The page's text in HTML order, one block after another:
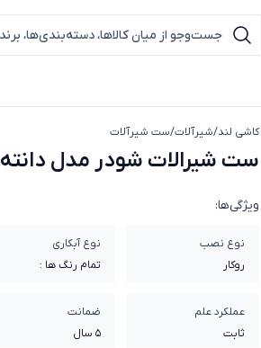
کاشی لند/شیرآلات/ست شیرآلات
ست شیرالات شودر مدل دانته
ویژگی‌ها:
نوع نصب
روکار
نوع آبکاری
تمام رنگ ها :
عملکرد علم
ثابت
ضمانت
5 سال